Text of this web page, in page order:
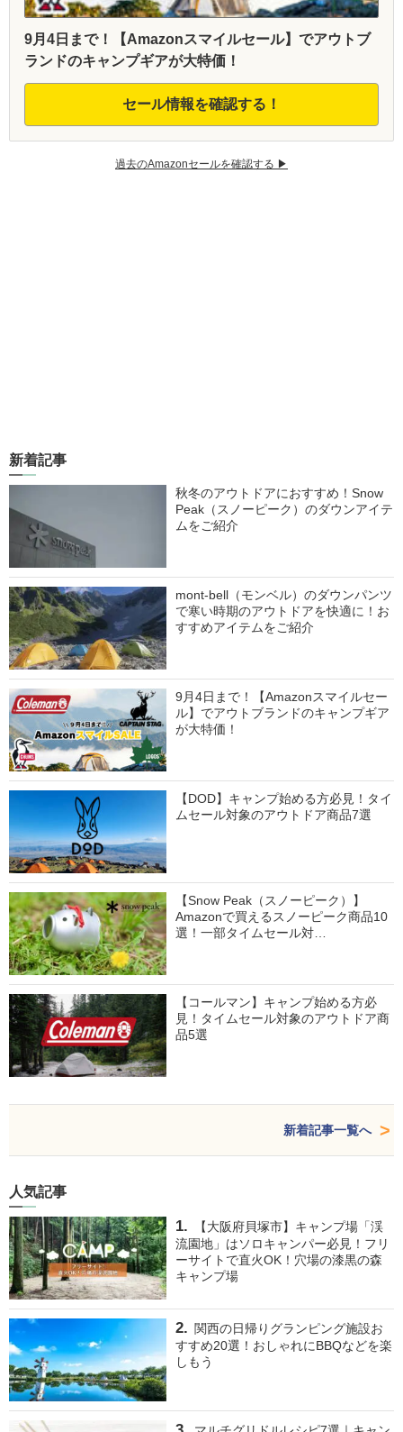
9月4日まで！【Amazonスマイルセール】でアウトブ
ランドのキャンプギアが大特価！
セール情報を確認する！
過去のAmazonセールを確認する ▶︎
新着記事
秋冬のアウトドアにおすすめ！Snow
Peak（スノーピーク）のダウンアイテ
ムをご紹介
mont-bell（モンベル）のダウンパンツ
で寒い時期のアウトドアを快適に！お
すすめアイテムをご紹介
9月4日まで！【Amazonスマイルセー
ル】でアウトブランドのキャンプギア
が大特価！
【DOD】キャンプ始める方必見！タイ
ムセール対象のアウトドア商品7選
【Snow Peak（スノーピーク）】
Amazonで買えるスノーピーク商品10
選！一部タイムセール対…
【コールマン】キャンプ始める方必
見！タイムセール対象のアウトドア商
品5選
新着記事一覧へ
人気記事
【大阪府貝塚市】キャンプ場「渓
流園地」はソロキャンパー必見！フリ
ーサイトで直火OK！穴場の漆黒の森
キャンプ場
関西の日帰りグランピング施設お
すすめ20選！おしゃれにBBQなどを楽
しもう